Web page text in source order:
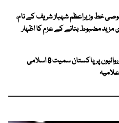
خط وزیراعظم شہباز شریف کے نام،
مزید مضبوط بنانے کے عزم کا اظہار
غزہ میں اسرائیلی کارروائیوں پر پاکستان سمیت 8 اسلامی